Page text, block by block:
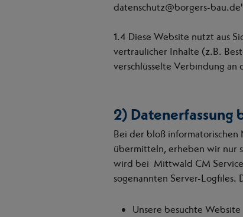
datenschutz@borgers-
1.4 Diese Website nutzt aus
vertraulicher Inhalte (z.B.
verschlüsselte Verbindung
2) Datenerfassung
Bei der bloß
übermitteln, erheben wir nur
wird bei Mittwald CM
sogenannten Server-Logfiles.
Unsere besuchte Website